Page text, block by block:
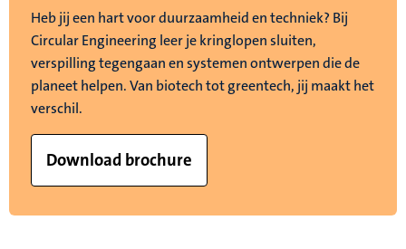
Heb jij een hart voor duurzaamheid en techniek? Bij
Circular Engineering leer je kringlopen sluiten,
verspilling tegengaan en systemen ontwerpen die de
planeet helpen. Van biotech tot greentech, jij maakt het
verschil.
Download brochure